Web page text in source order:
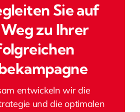
Sie auf
zu Ihrer
entwickeln wir die
und die optimalen